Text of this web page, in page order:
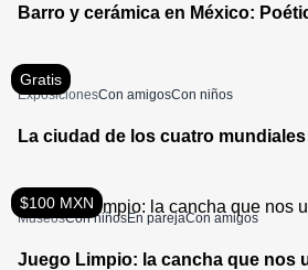
Barro y cerámica en México:
Gratis
ExposicionesCon amigosCon niños
La ciudad de los cuatro mundiales
$100 MXN
MuseosCon niñosEn parejaCon amigos
Juego Limpio: la cancha que nos